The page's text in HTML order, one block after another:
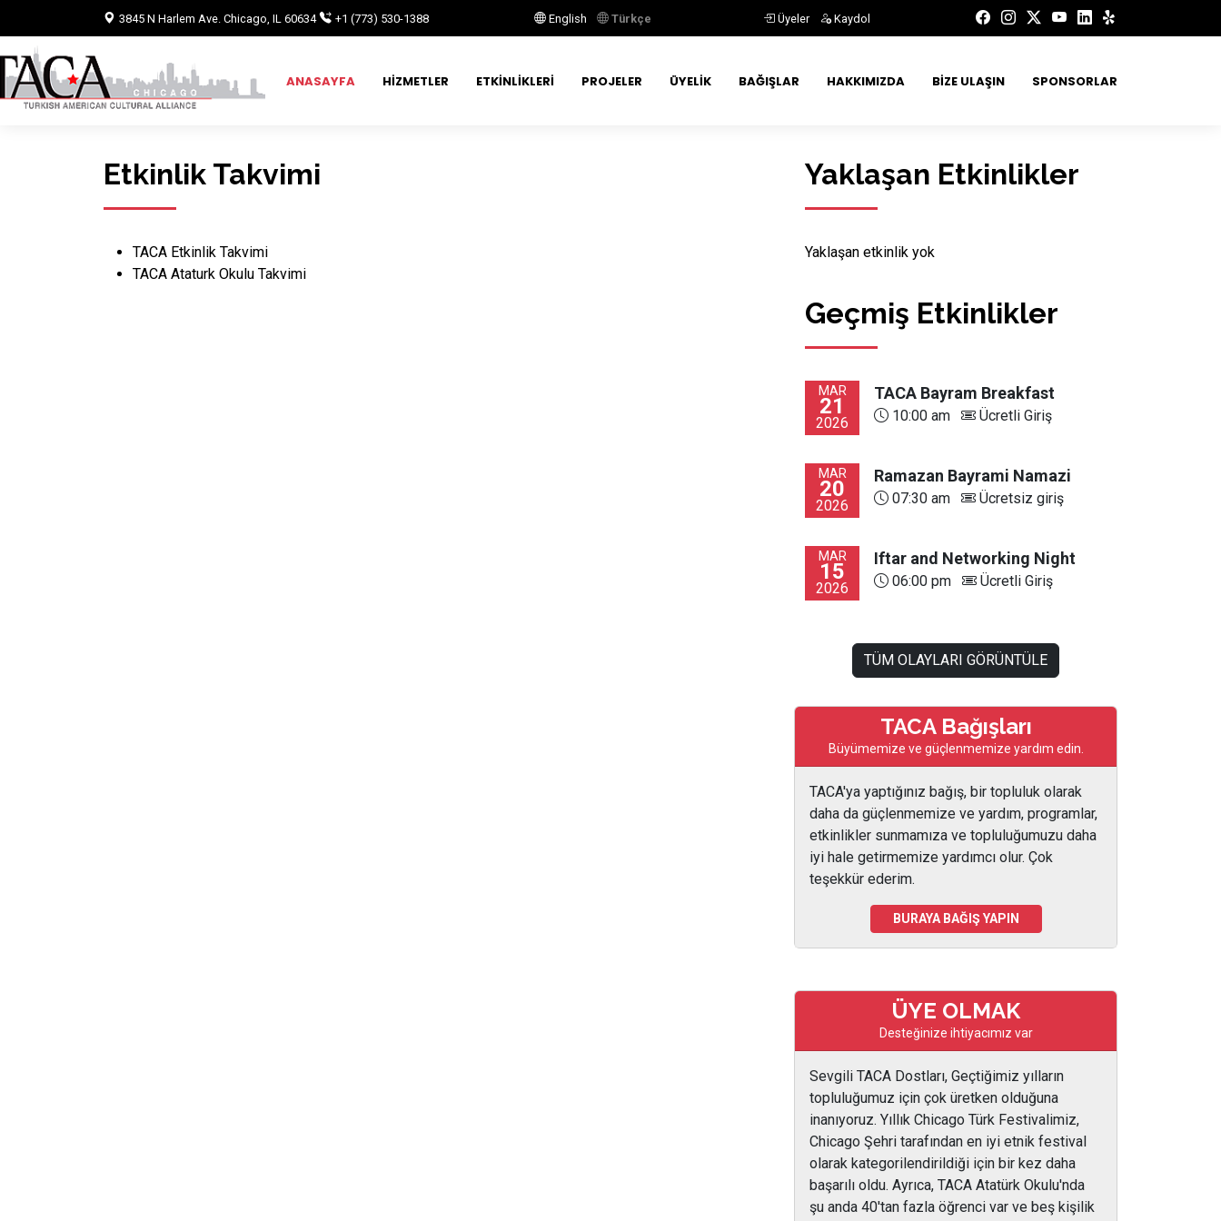
3845 N Harlem Ave. Chicago, IL 60634 +1 (773) 530-1388 English Türkçe Üyeler Kaydol
ANASAYFA HIZMETLER ETKINLIKLERI PROJELER ÜYELIK BAĞIŞLAR HAKKIMIZDA BIZE ULAŞIN SPONSORLAR
Etkinlik Takvimi
TACA Etkinlik Takvimi
TACA Ataturk Okulu Takvimi
Yaklaşan Etkinlikler
Yaklaşan etkinlik yok
Geçmiş Etkinlikler
MAR
21
2026
TACA Bayram Breakfast
10:00 am Ücretli Giriş
MAR
20
2026
Ramazan Bayrami Namazi
07:30 am Ücretsiz giriş
MAR
15
2026
Iftar and Networking Night
06:00 pm Ücretli Giriş
TÜM OLAYLARI GÖRÜNTÜLE
TACA Bağışları
Büyümemize ve güçlenmemize yardım edin.
TACA'ya yaptığınız bağış, bir topluluk olarak
daha da güçlenmemize ve yardım, programlar,
etkinlikler sunmamıza ve topluluğumuzu daha
iyi hale getirmemize yardımcı olur. Çok
teşekkür ederim.
BURAYA BAĞIŞ YAPIN
ÜYE OLMAK
Desteğinize ihtiyacımız var
Sevgili TACA Dostları, Geçtiğimiz yılların
topluluğumuz için çok üretken olduğuna
inanıyoruz. Yıllık Chicago Türk Festivalimiz,
Chicago Şehri tarafından en iyi etnik festival
olarak kategorilendirildiği için bir kez daha
başarılı oldu. Ayrıca, TACA Atatürk Okulu'nda
şu anda 40'tan fazla öğrenci var ve beş kişilik